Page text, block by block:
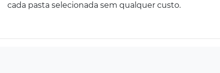
cada pasta selecionada sem qualquer custo.